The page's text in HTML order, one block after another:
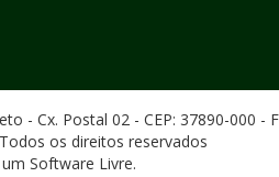
- Cx. Postal 02 - CEP: 37890-000 -
os direitos reservados
Software Livre.